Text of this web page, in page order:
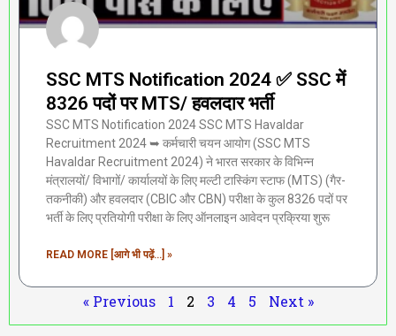
SSC MTS Notification 2024 ✅ SSC में
8326 पदों पर MTS/ हवलदार भर्ती
SSC MTS Notification 2024 SSC MTS Havaldar
Recruitment 2024 ➥ कर्मचारी चयन आयोग (SSC MTS
Havaldar Recruitment 2024) ने भारत सरकार के विभिन्न
मंत्रालयों/ विभागों/ कार्यालयों के लिए मल्टी टास्किंग स्टाफ (MTS) (गैर-
तकनीकी) और हवलदार (CBIC और CBN) परीक्षा के कुल 8326 पदों पर
भर्ती के लिए प्रतियोगी परीक्षा के लिए ऑनलाइन आवेदन प्रक्रिया शुरू
READ MORE [आगे भी पढ़ें...] »
« Previous 1 2 3 4 5 Next »